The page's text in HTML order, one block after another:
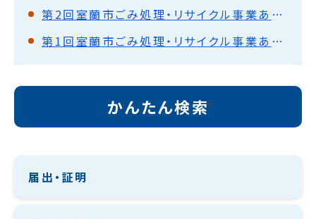
第2回室蘭市ごみ処理・リサイクル事業あり方検討委員会
第1回室蘭市ごみ処理・リサイクル事業あり方検討委員会
かんたん検索
届出・証明